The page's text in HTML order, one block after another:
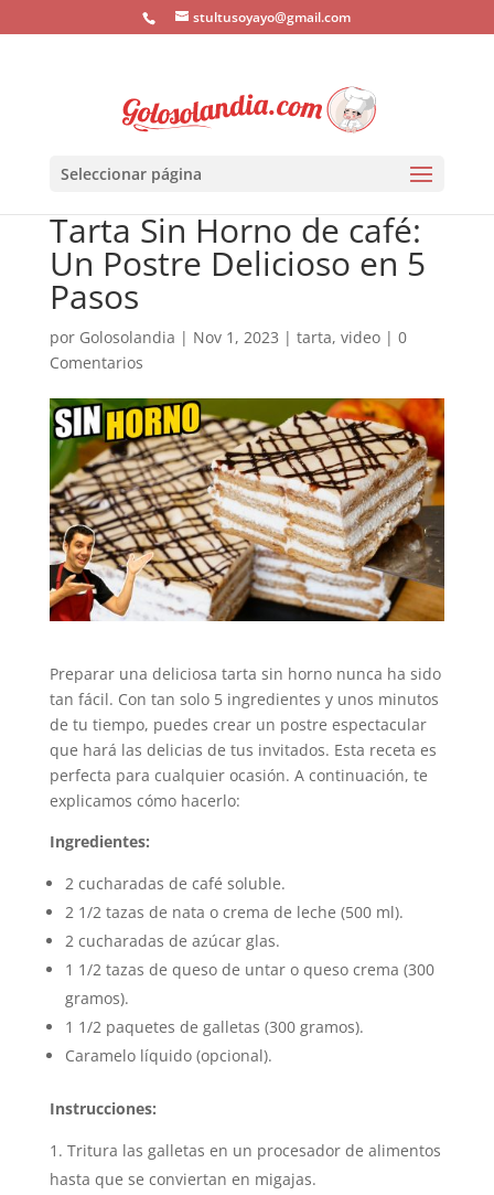
stultusoyayo@gmail.com
Seleccionar página
Tarta Sin Horno de café:
Un Postre Delicioso en 5
Pasos
por Golosolandia | Nov 1, 2023 | tarta, video| 0
Comentarios
Preparar una deliciosa tarta sin horno nunca ha sido
tan fácil. Con tan solo 5 ingredientes y unos minutos
de tu tiempo, puedes crear un postre espectacular
que hará las delicias de tus invitados. Esta receta es
perfecta para cualquier ocasión. A continuación, te
explicamos cómo hacerlo:
Ingredientes:
2 cucharadas de café soluble.
2 1/2 tazas de nata o crema de leche (500 ml).
2 cucharadas de azúcar glas.
1 1/2 tazas de queso de untar o queso crema (300
gramos).
1 1/2 paquetes de galletas (300 gramos).
Caramelo líquido (opcional).
Instrucciones:
Tritura las galletas en un procesador de alimentos
hasta que se conviertan en migajas.